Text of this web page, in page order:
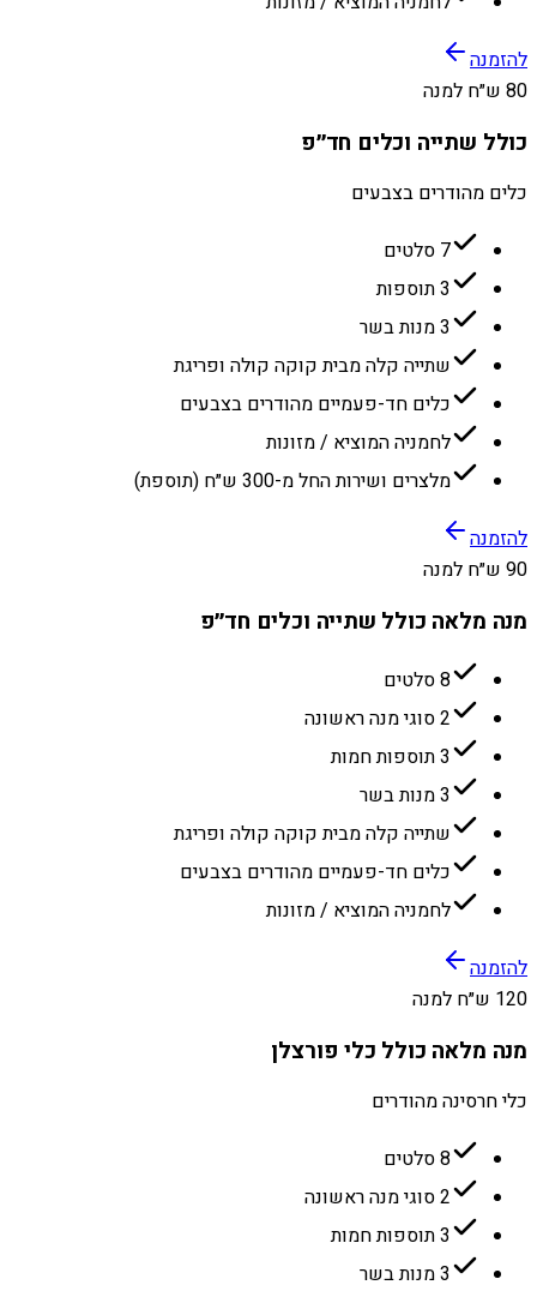
להזמנה
80 ש״ח למנה
כולל שתייה וכלים חד״פ
כלים מהודרים בצבעים
7 סלטים
3 תוספות
3 מנות בשר
שתייה קלה מבית קוקה קולה ופריגת
כלים חד-פעמיים מהודרים בצבעים
לחמניה המוציא / מזונות
מלצרים ושירות החל מ-300 ש״ח (תוספת)
להזמנה
90 ש״ח למנה
מנה מלאה כולל שתייה וכלים חד״פ
8 סלטים
2 סוגי מנה ראשונה
3 תוספות חמות
3 מנות בשר
שתייה קלה מבית קוקה קולה ופריגת
כלים חד-פעמיים מהודרים בצבעים
לחמניה המוציא / מזונות
להזמנה
120 ש״ח למנה
מנה מלאה כולל כלי פורצלן
כלי חרסינה מהודרים
8 סלטים
2 סוגי מנה ראשונה
3 תוספות חמות
3 מנות בשר